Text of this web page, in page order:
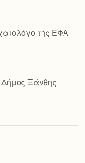
της ΕΦΑ
Ξάνθης